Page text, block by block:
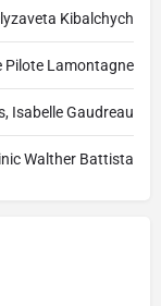
Kibalchych
Pilote Lamontagne
Isabelle Gaudreau
Walther Battista